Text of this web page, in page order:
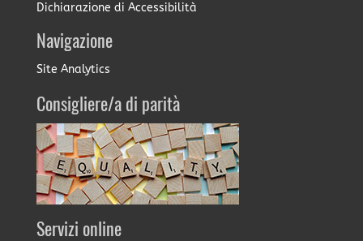
Dichiarazione di Accessibilità
Navigazione
Site Analytics
Consigliere/a di parità
Servizi online